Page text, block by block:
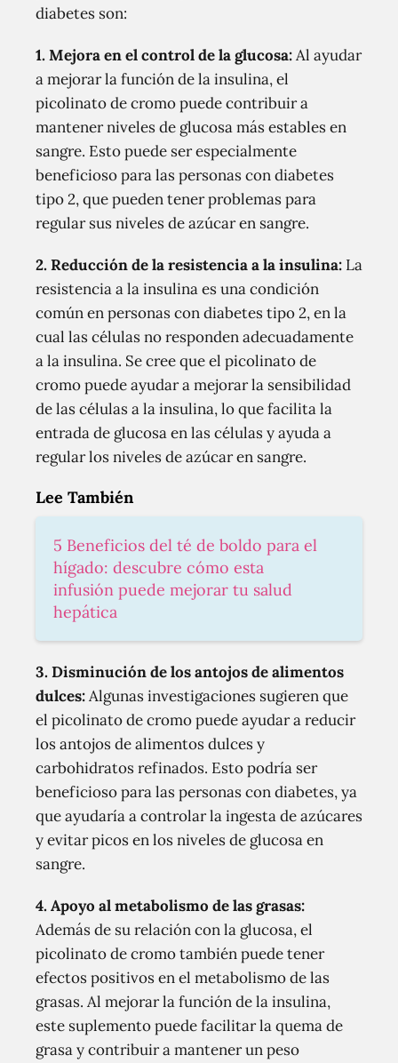
diabetes son:
1. Mejora en el control de la glucosa:Al ayudar
a mejorar la función de la insulina, el
picolinato de cromo puede contribuir a
mantener niveles de glucosa más estables en
sangre. Esto puede ser especialmente
beneficioso para las personas con diabetes
tipo 2, que pueden tener problemas para
regular sus niveles de azúcar en sangre.
2. Reducción de la resistencia a la insulina: La
resistencia a la insulina es una condición
común en personas con diabetes tipo 2, en la
cual las células no responden adecuadamente
a la insulina. Se cree que el picolinato de
cromo puede ayudar a mejorar la sensibilidad
de las células a la insulina, lo que facilita la
entrada de glucosa en las células y ayuda a
regular los niveles de azúcar en sangre.
Lee También
5 Beneficios del té de boldo para el
hígado: descubre cómo esta
infusión puede mejorar tu salud
hepática
3. Disminución de los antojos de alimentos
dulces:Algunas investigaciones sugieren que
el picolinato de cromo puede ayudar a reducir
los antojos de alimentos dulces y
carbohidratos refinados. Esto podría ser
beneficioso para las personas con diabetes, ya
que ayudaría a controlar la ingesta de azúcares
y evitar picos en los niveles de glucosa en
sangre.
4. Apoyo al metabolismo de las grasas:
Además de su relación con la glucosa, el
picolinato de cromo también puede tener
efectos positivos en el metabolismo de las
grasas. Al mejorar la función de la insulina,
este suplemento puede facilitar la quema de
grasa y contribuir a mantener un peso